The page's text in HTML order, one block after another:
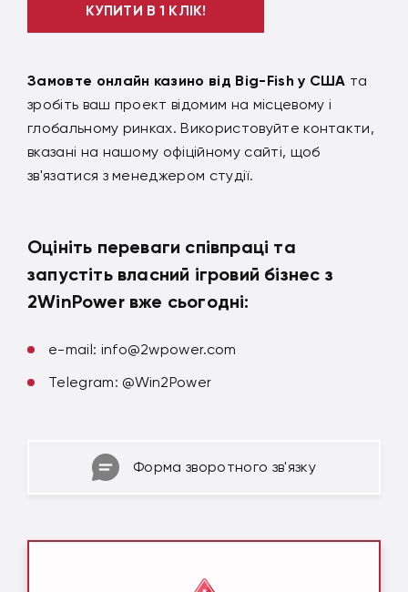
КУПИТИ В 1 КЛІК!
Замовте онлайн казино від Big-Fish у США та
зробіть ваш проект відомим на місцевому і
глобальному ринках. Використовуйте контакти,
вказані на нашому офіційному сайті, щоб
зв'язатися з менеджером студії.
Оцініть переваги співпраці та
запустіть власний ігровий бізнес з
2WinPower вже сьогодні:
e-mail: info@2wpower.com
Telegram: @Win2Power
Форма зворотного зв'язку